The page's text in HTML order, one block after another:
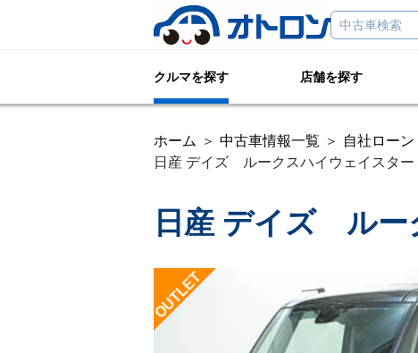
クルマを探す 店舗を探す
ホーム 中古車情報一覧
自社ロー
日産 デイズ ルークスハイウェイスタ
日産 デイズ ルー